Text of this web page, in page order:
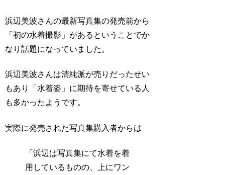
浜辺美波さんの最新写真集の発売前から
「初の水着撮影」があるということでか
なり話題になっていました。
浜辺美波さんは清純派が売りだったせい
もあり「水着姿」に期待を寄せている人
も多かったようです。
実際に発売された写真集購入者からは
「浜辺は写真集にて水着を着
用しているものの、上にワン